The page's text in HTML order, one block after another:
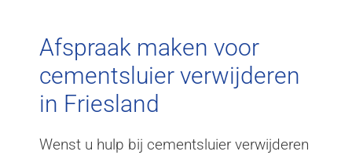
Afspraak maken voor
cementsluier verwijderen
in Friesland
Wenst u hulp bij cementsluier verwijderen